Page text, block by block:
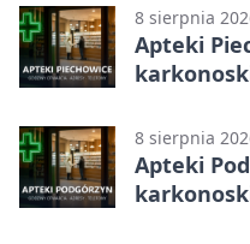
8 sierpnia
Apteki
8 sierpnia
Apteki